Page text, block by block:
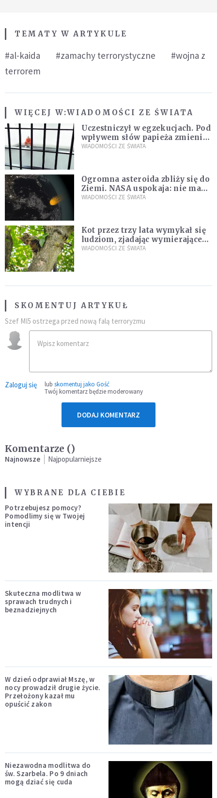
TEMATY W ARTYKULE
#al-kaida #zamachy terrorystyczne
#wojna z
terrorem
WIĘCEJ W:WIADOMOŚCI ZE ŚWIATA
Uczestniczył w egzekucjach. Pod
wpływem słów papieża zmienił
zdanie
WIADOMOŚCI ZE ŚWIATA
Ogromna asteroida zbliży się do
Ziemi. NASA uspokaja: nie ma
zagrożenia
WIADOMOŚCI ZE ŚWIATA
Kot przez trzy lata wymykał się
ludziom, zjadając wymierające
kaczki. W końcu popełnił
WIADOMOŚCI ZE ŚWIATA
SKOMENTUJ ARTYKUŁ
Szef MI5 ostrzega przed nową falą terroryzmu
Zaloguj się lub skomentuj jako Gość
Twój komentarz będzie moderowany
DODAJ KOMENTARZ
Komentarze ()
Najnowsze Najpopularniejsze
WYBRANE DLA CIEBIE
Potrzebujesz pomocy?
Pomodlimy się w Twojej
intencji
Skuteczna modlitwa w
sprawach trudnych i
beznadziejnych
W dzień odprawiał Mszę, w
nocy prowadził drugie życie.
Przełożony kazał mu
opuścić zakon
Niezawodna modlitwa do
św. Szarbela. Po 9 dniach
mogą dziać się cuda